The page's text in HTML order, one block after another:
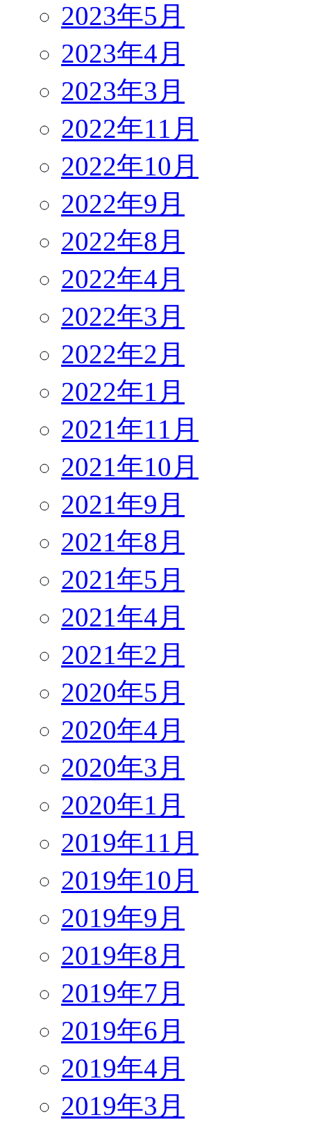
2023年5月
2023年4月
2023年3月
2022年11月
2022年10月
2022年9月
2022年8月
2022年4月
2022年3月
2022年2月
2022年1月
2021年11月
2021年10月
2021年9月
2021年8月
2021年5月
2021年4月
2021年2月
2020年5月
2020年4月
2020年3月
2020年1月
2019年11月
2019年10月
2019年9月
2019年8月
2019年7月
2019年6月
2019年4月
2019年3月